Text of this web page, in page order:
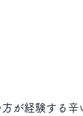
が経験する辛